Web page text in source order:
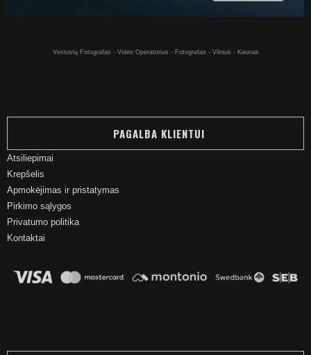
Vestuvių Fotografas - Video Operatorius - Fotografas - Vilnius - Kaunas
PAGALBA KLIENTUI
Atsiliepimai
Krepšelis
Apmokėjimas ir pristatymas
Pirkimo sąlygos
Privatumo politika
Kontaktai